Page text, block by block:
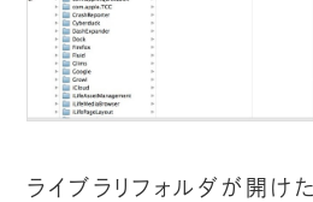
ライブラリフォルダが開け